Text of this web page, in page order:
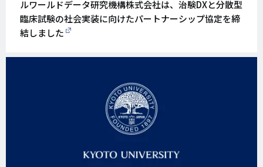
ルワールドデータ研究機構株式会社は、治験DXと分散型
臨床試験の社会実装に向けたパートナーシップ協定を締
結しました